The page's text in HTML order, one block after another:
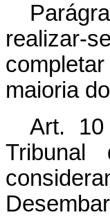
realizar-
maioria
Art.
Tribunal